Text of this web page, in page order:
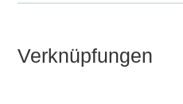
Verknüpfungen